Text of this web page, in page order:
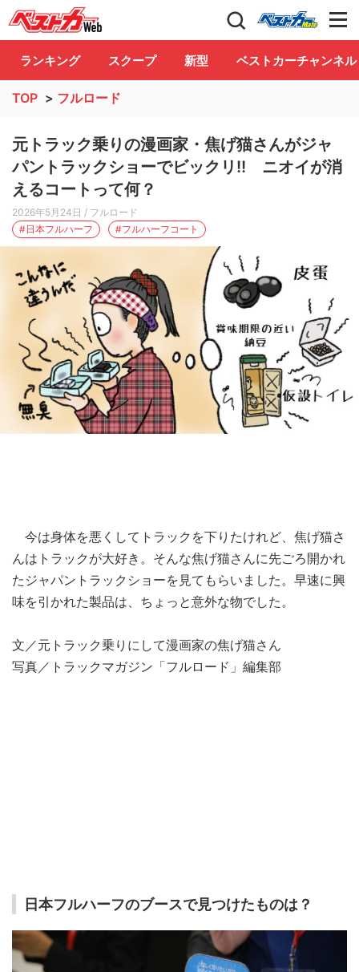
自動車情報誌「ベストカー」 Club
ランキング スクープ 新型 ベストカーチャンネル
TOP > フルロード
元トラック乗りの漫画家・焦げ猫さんがジャ
パントラックショーでビックリ!! ニオイが消
えるコートって何？
2026年5月24日 / フルロード
#日本フルハーフ
#フルハーフコート
今は身体を悪くしてトラックを下りたけれど、焦げ猫さ
んはトラックが大好き。そんな焦げ猫さんに先ごろ開かれ
たジャパントラックショーを見てもらいました。早速に興
味を引かれた製品は、ちょっと意外な物でした。
文／元トラック乗りにして漫画家の焦げ猫さん
写真／トラックマガジン「フルロード」編集部
日本フルハーフのブースで見つけたものは？